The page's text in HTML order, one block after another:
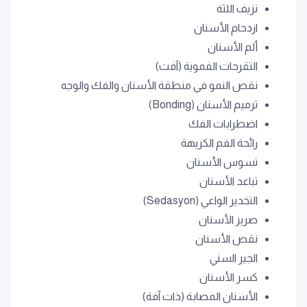
نزيف اللثة
ازدحام الأسنان
ألم الأسنان
التقرحات الفموية (آفت)
نقص النمو في منطقة الأسنان والفك والوجه
ترميم الأسنان (Bonding)
اضطرابات الفك
رائحة الفم الكريهة
تسوس الأسنان
تباعد الأسنان
التخدير الواعي (Sedasyon)
صرير الأسنان
نقص الأسنان
الجير السني
كسر الأسنان
الأسنان المصابة (ذات آفة)